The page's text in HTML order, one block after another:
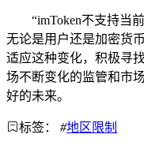
“imToken不支持当
无论是用户还是加密货
适应这种变化，积极寻
场不断变化的监管和市
好的未来。
标签： #地区限制